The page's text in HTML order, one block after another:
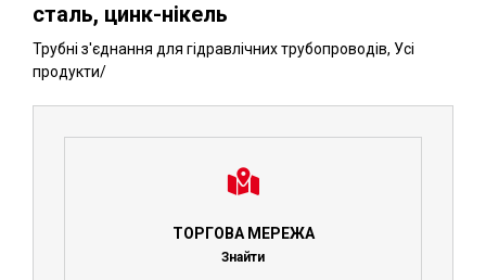
сталь, цинк-нікель
Трубні з'єднання для гідравлічних трубопроводів, Усі
продукти/
ТОРГОВА МЕРЕЖА
Знайти